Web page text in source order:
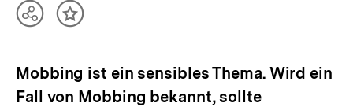
TeilenInhalt
Mobbing ist ein sensibles Thema. Wird ein
Fall von Mobbing bekannt, sollte